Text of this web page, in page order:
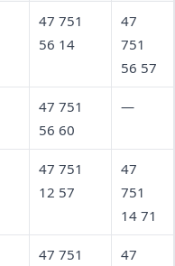
47 751
56 14
47
751
56 57
47 751
56 60
—
47 751
12 57
47
751
14 71
47 751 47